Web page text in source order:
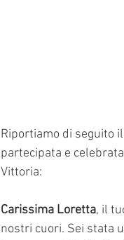
Riportiamo di seguito
partecipata e
Vittoria:
Carissima Loretta, il
nostri cuori. Sei stata